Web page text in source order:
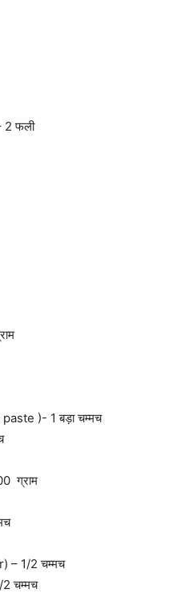
2 फली
)- 1 बड़ा चम्मच
ग्राम
– 1/2 चम्मच
चम्मच